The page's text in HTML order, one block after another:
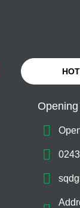
Opening